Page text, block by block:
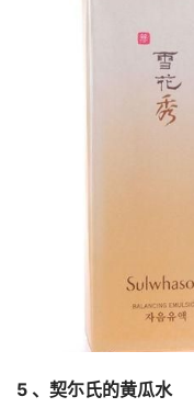
5 、契尓氏的黄瓜水